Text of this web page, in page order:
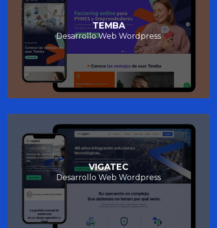
TEMBA
Desarrollo Web Wordpress
VIGATEC
Desarrollo Web Wordpress